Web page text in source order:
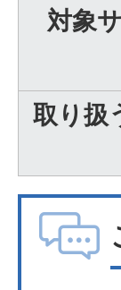
対象
取り扱